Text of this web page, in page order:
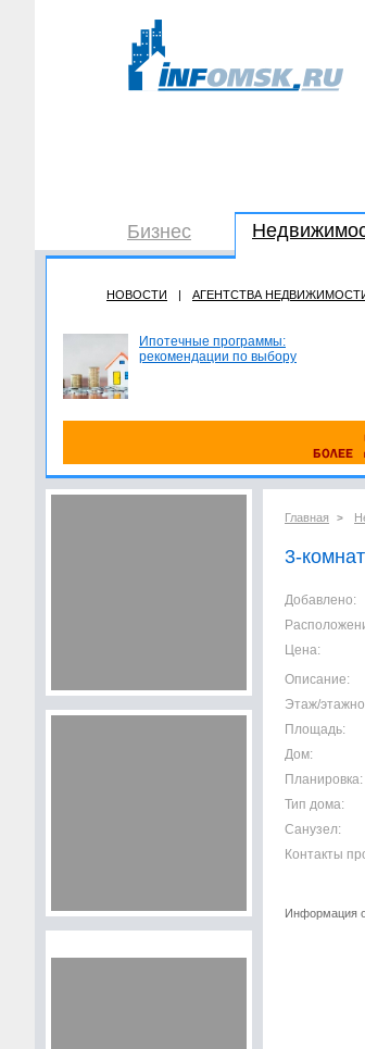
Бизнес
НОВОСТИ | АГЕНТСТВА
Ипотечные программы:
рекомендации по выбору
Главная >
3-
Добавлено:
Цена:
Описание:
Этаж/
Площадь:
Дом:
Планировка:
Тип дома:
Санузел:
Контакты
Информация